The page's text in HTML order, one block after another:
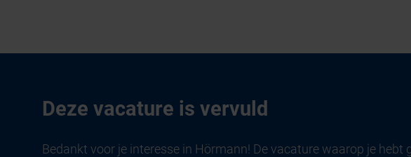
Deze vacature is vervuld
Bedankt voor je interesse in Hörmann! De vacature waarop je hebt